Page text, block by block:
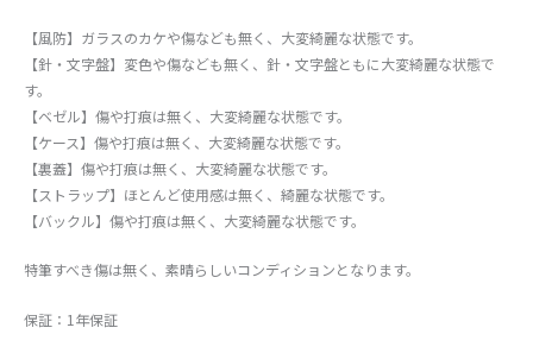
【風防】ガラスのカケや傷なども無く、大変綺麗な状態です。
【針・文字盤】変色や傷なども無く、針・文字盤ともに大変綺麗な状態で
す。
【ベゼル】傷や打痕は無く、大変綺麗な状態です。
【ケース】傷や打痕は無く、大変綺麗な状態です。
【裏蓋】傷や打痕は無く、大変綺麗な状態です。
【ストラップ】ほとんど使用感は無く、綺麗な状態です。
【バックル】傷や打痕は無く、大変綺麗な状態です。
特筆すべき傷は無く、素晴らしいコンディションとなります。
保証：1年保証